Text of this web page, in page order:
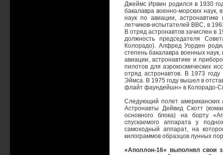
Джеймс Ирвин родился в 1930
бакалавра военно-морских наук,
наук по авиации,
летчиков-испытателей ВВС, в
В отряд астронавтов зачислен в
должность председателя
Колорадо). Алфред Уорден
степень бакалавра военных
авиации, астронавтике и
пилотов для аэрокосмических
отряд астронавтов. В 1973
Эймса. В 1975 году вышел в
флайт фаундейшн» в Колорадо-
Следующий полет американских
Астронавты Дейвид Скотт
основного блока) на борту
спускаемого аппарата у
самоходный аппарат, на
килограммов образцов лунных
«Аполлон-16» выполнял свои